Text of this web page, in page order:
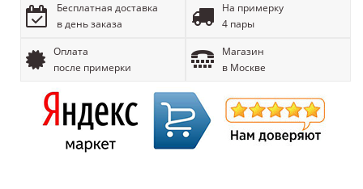
Бесплатная доставка
в день заказа
На примерку
4 пары
Оплата
после примерки
Магазин
в Москве